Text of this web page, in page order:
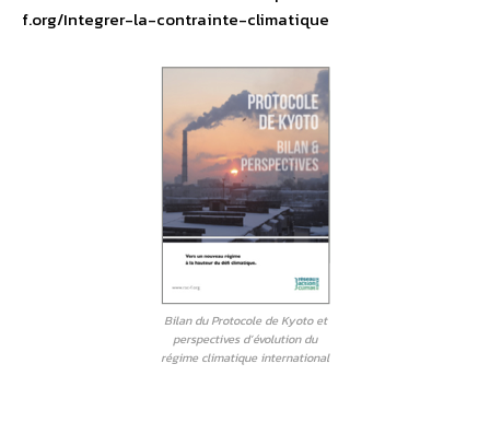
f.org/Integrer-la-contrainte-climatique
Bilan du Protocole de Kyoto et
perspectives d’évolution du
régime climatique international